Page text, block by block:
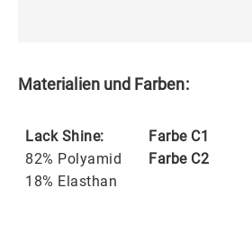
Materialien und Farben:
Lack Shine:
82% Polyamid
18% Elasthan
Farbe C1
Farbe C2